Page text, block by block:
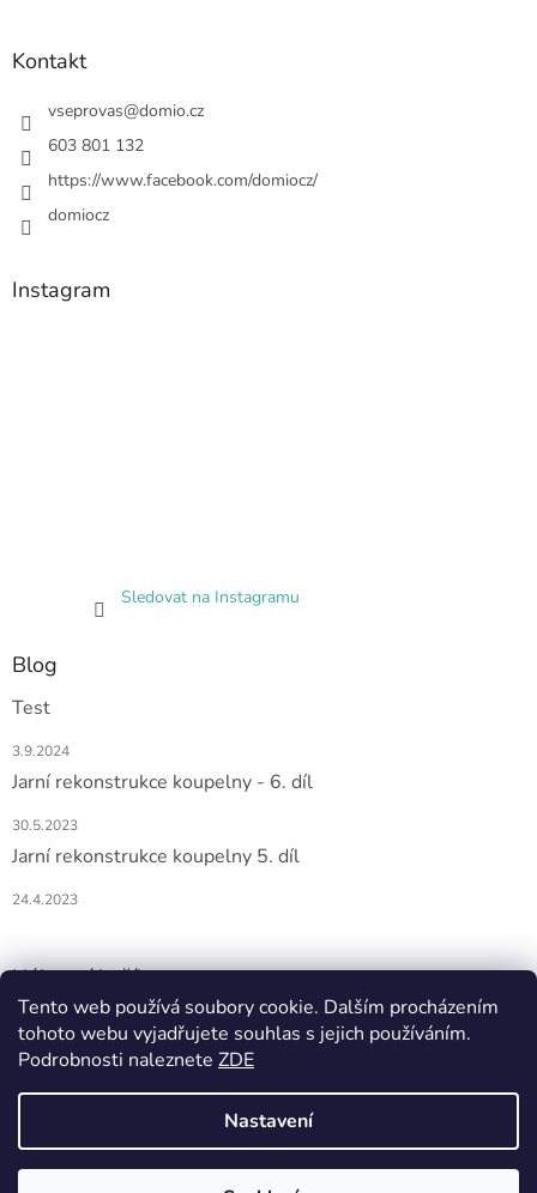
Tento web používá soubory cookie. Dalším procházením
tohoto webu vyjadřujete souhlas s jejich používáním.
Podrobnosti naleznete ZDE
Nastavení
Kontakt
vseprovas@domio.cz
603 801 132
https://www.facebook.com/domiocz/
domiocz
Instagram
Sledovat na Instagramu
Blog
Test
3.9.2024
Jarní rekonstrukce koupelny - 6. díl
30.5.2023
Jarní rekonstrukce koupelny 5. díl
24.4.2023
Nákupní košík
0KS /0 KČ
Vytvořil Shoptet